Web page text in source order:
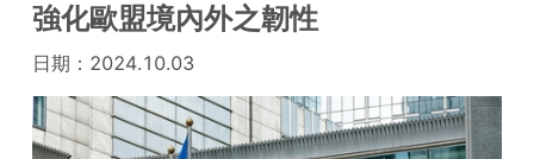
強化歐盟境內外之韌性
日期： 2024.10.03